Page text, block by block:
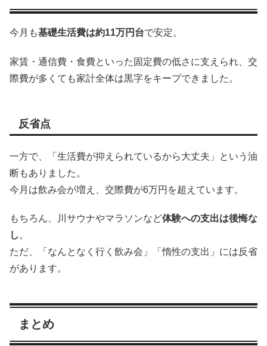
今月も基礎生活費は約11万円台で安定。
家賃・通信費・食費といった固定費の低さに支えられ、交
際費が多くても家計全体は黒字をキープできました。
反省点
一方で、「生活費が抑えられているから大丈夫」という油
断もありました。
今月は飲み会が増え、交際費が6万円を超えています。
もちろん、川サウナやマラソンなど体験への支出は後悔な
し。
ただ、「なんとなく行く飲み会」「惰性の支出」には反省
があります。
まとめ